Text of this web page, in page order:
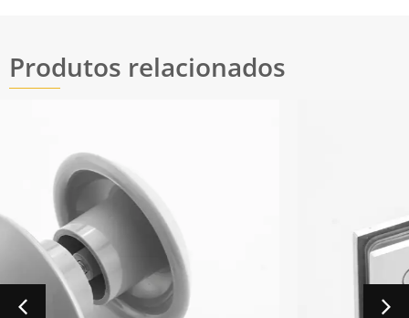
Produtos relacionados